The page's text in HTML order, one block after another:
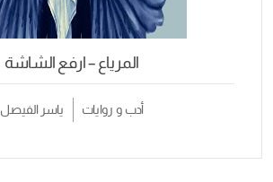
المرياع – ارفع الشاشة
أدب و روايات ياسر الفيصل